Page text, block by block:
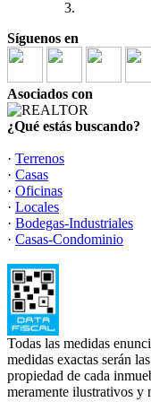
Síguenos en
Asociados con
¿Qué estás buscando?
· Terrenos
· Casas
· Oficinas
· Locales
· Bodegas-Industriales
· Casas-Condominio
Todas las medidas
medidas exactas serán
propiedad de cada
meramente ilustrativos y